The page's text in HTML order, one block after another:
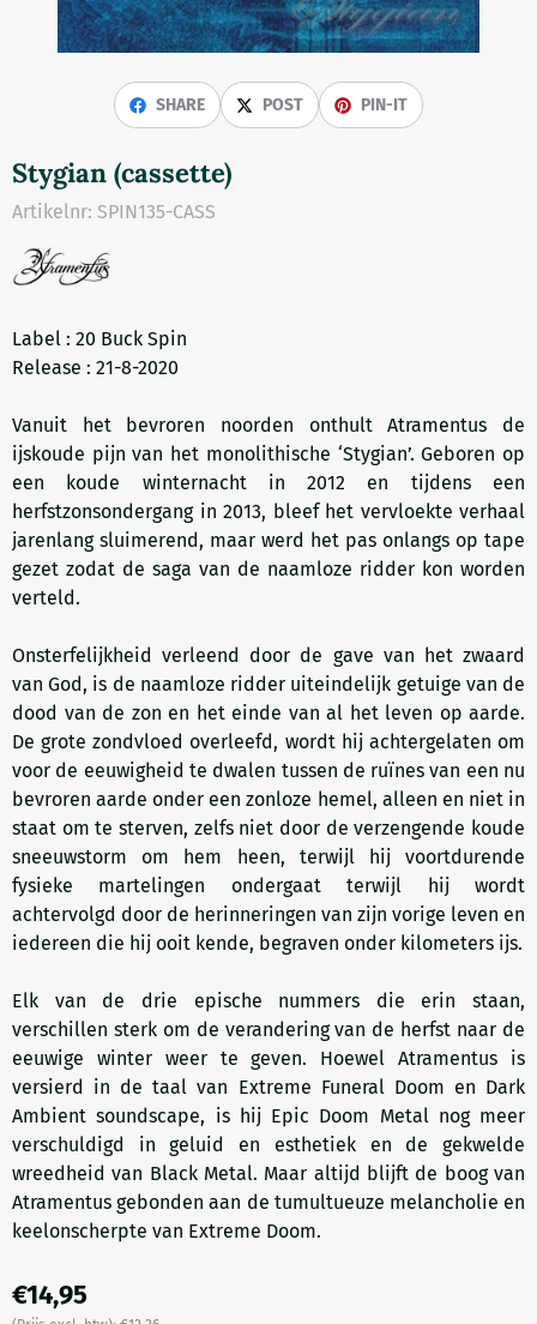
SHARE POST PIN-IT
Stygian (cassette)
Artikelnr: SPIN135-CASS
Label : 20 Buck Spin
Release : 21-8-2020
Vanuit het bevroren noorden onthult Atramentus de
ijskoude pijn van het monolithische ‘Stygian’. Geboren op
een koude winternacht in 2012 en tijdens een
herfstzonsondergang in 2013, bleef het vervloekte verhaal
jarenlang sluimerend, maar werd het pas onlangs op tape
gezet zodat de saga van de naamloze ridder kon worden
verteld.
Onsterfelijkheid verleend door de gave van het zwaard
van God, is de naamloze ridder uiteindelijk getuige van de
dood van de zon en het einde van al het leven op aarde.
De grote zondvloed overleefd, wordt hij achtergelaten om
voor de eeuwigheid te dwalen tussen de ruïnes van een nu
bevroren aarde onder een zonloze hemel, alleen en niet in
staat om te sterven, zelfs niet door de verzengende koude
sneeuwstorm om hem heen, terwijl hij voortdurende
fysieke martelingen ondergaat terwijl hij wordt
achtervolgd door de herinneringen van zijn vorige leven en
iedereen die hij ooit kende, begraven onder kilometers ijs.
Elk van de drie epische nummers die erin staan,
verschillen sterk om de verandering van de herfst naar de
eeuwige winter weer te geven. Hoewel Atramentus is
versierd in de taal van Extreme Funeral Doom en Dark
Ambient soundscape, is hij Epic Doom Metal nog meer
verschuldigd in geluid en esthetiek en de gekwelde
wreedheid van Black Metal. Maar altijd blijft de boog van
Atramentus gebonden aan de tumultueuze melancholie en
keelonscherpte van Extreme Doom.
€14,95